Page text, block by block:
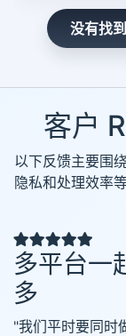
没有找
客户
以下反馈主要围
隐私和处理效率
多平台一
多
"我们平时要同